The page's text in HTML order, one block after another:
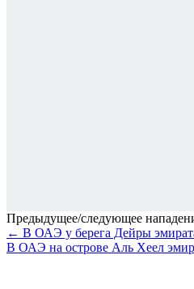
Предыдущее/следующее
← В ОАЭ у берега Дейры
В ОАЭ на острове Аль Хеел